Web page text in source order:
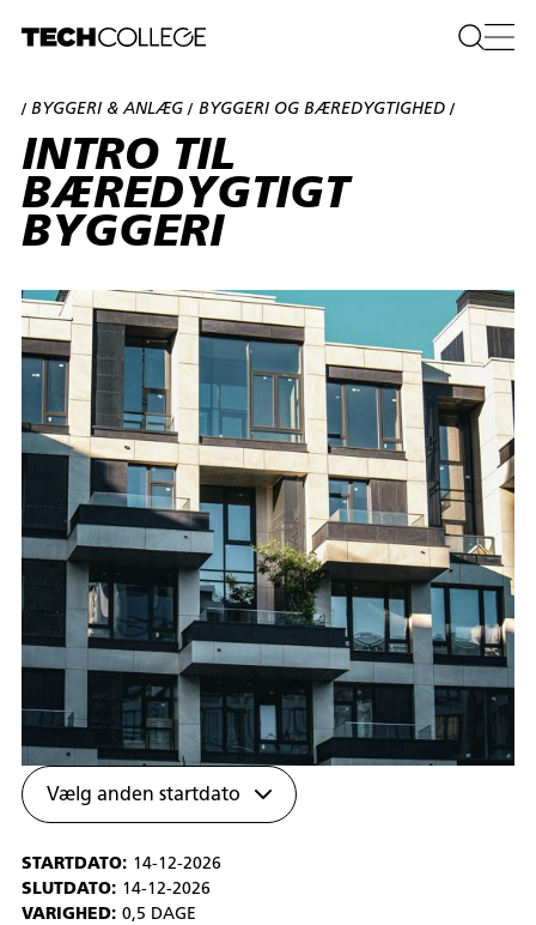
Vælg anden startdato
STARTDATO: 14-12-2026
SLUTDATO: 14-12-2026
VARIGHED: 0,5 DAGE
/BYGGERI & ANLÆG / BYGGERI OG BÆREDYGTIGHED /
INTRO TIL
BÆREDYGTIGT
BYGGERI